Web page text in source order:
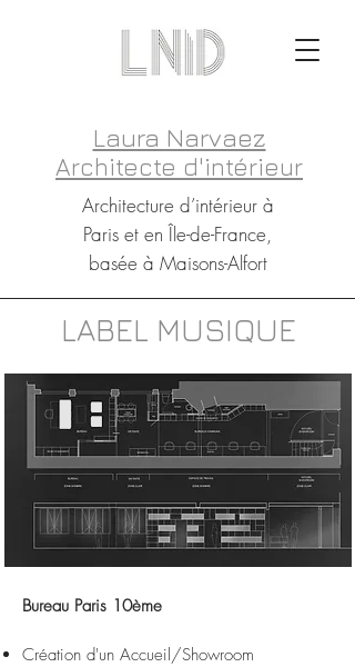
Laura Narvaez
Architecte d'intérieur
Architecture d’intérieur à
Paris et en Île-de-France,
basée à Maisons-Alfort
LABEL MUSIQUE
Bureau Paris 10ème
Création d'un Accueil/Showroom